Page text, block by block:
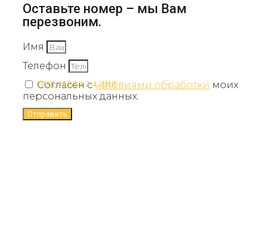
ПОД ЗАКАЗ 2-4 ДНЯ
Оставьте номер – мы Вам
перезвоним.
Имя
Телефон
Согласен сусловиями обработки моих
персональных данных.
Отправить